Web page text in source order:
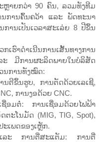
ຫຼາຍກວ່າ 90 ຄົນ, ລວມທັງທີມ
ການຄົ້ນຄວ້າ ແລະ ພັດທະນາ
ານເປັນເວລາສະເລ່ຍ 8 ປີຂຶ້ນ
ເຮົາດຳເນີນການເສັ້ນທາງການ
ະ ມີການຜະລິດພາຍໃນບໍລິສັດ
ນການທັງໝົດ:
ຕີຂຶ້ນຮູບ, ການຕັດດ້ວຍເລເຊີ,
ການງອດ້ວຍ CNC.
ອມຕໍ່: ການເຊື່ອມດ້ວຍໄຟຟ້າ
ະໂນມັດ (MIG, TIG, Spot),
ເພດຂອງເຫຼັກ.
ລະ ການຕີ່ສະແຕັມ: ການຕີ່